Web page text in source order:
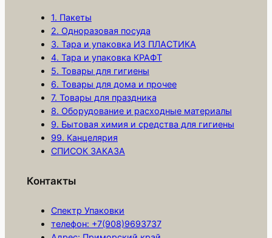
4
1. Пакеты
2. Одноразовая посуда
3. Тара и упаковка ИЗ ПЛАСТИКА
4. Тара и упаковка КРАФТ
5. Товары для гигиены
6. Товары для дома и прочее
7. Товары для праздника
8. Оборудование и расходные материалы
9. Бытовая химия и средства для гигиены
99. Канцелярия
СПИСОК ЗАКАЗА
Контакты
Спектр Упаковки
телефон: +7(908)9693737